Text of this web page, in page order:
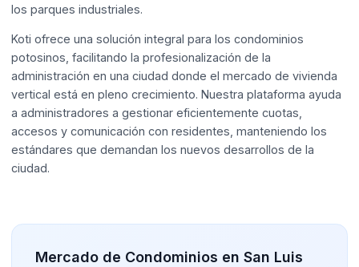
los parques industriales.
Koti ofrece una solución integral para los condominios
potosinos, facilitando la profesionalización de la
administración en una ciudad donde el mercado de vivienda
vertical está en pleno crecimiento. Nuestra plataforma ayuda
a administradores a gestionar eficientemente cuotas,
accesos y comunicación con residentes, manteniendo los
estándares que demandan los nuevos desarrollos de la
ciudad.
Mercado de Condominios en San Luis